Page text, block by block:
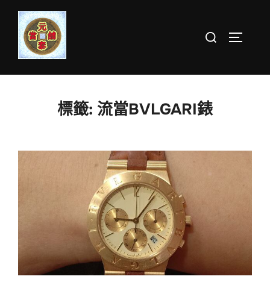
Skip
content
Search
標籤: 流當BVLGARI錶